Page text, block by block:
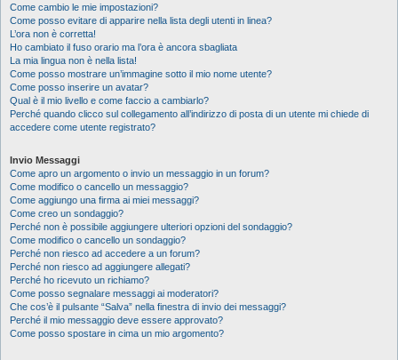
Come cambio le mie impostazioni?
Come posso evitare di apparire nella lista degli utenti in linea?
L’ora non è corretta!
Ho cambiato il fuso orario ma l’ora è ancora sbagliata
La mia lingua non è nella lista!
Come posso mostrare un’immagine sotto il mio nome utente?
Come posso inserire un avatar?
Qual è il mio livello e come faccio a cambiarlo?
Perché quando clicco sul collegamento all’indirizzo di posta di un utente mi chiede di
accedere come utente registrato?
Invio Messaggi
Come apro un argomento o invio un messaggio in un forum?
Come modifico o cancello un messaggio?
Come aggiungo una firma ai miei messaggi?
Come creo un sondaggio?
Perché non è possibile aggiungere ulteriori opzioni del sondaggio?
Come modifico o cancello un sondaggio?
Perché non riesco ad accedere a un forum?
Perché non riesco ad aggiungere allegati?
Perché ho ricevuto un richiamo?
Come posso segnalare messaggi ai moderatori?
Che cos’è il pulsante “Salva” nella finestra di invio dei messaggi?
Perché il mio messaggio deve essere approvato?
Come posso spostare in cima un mio argomento?